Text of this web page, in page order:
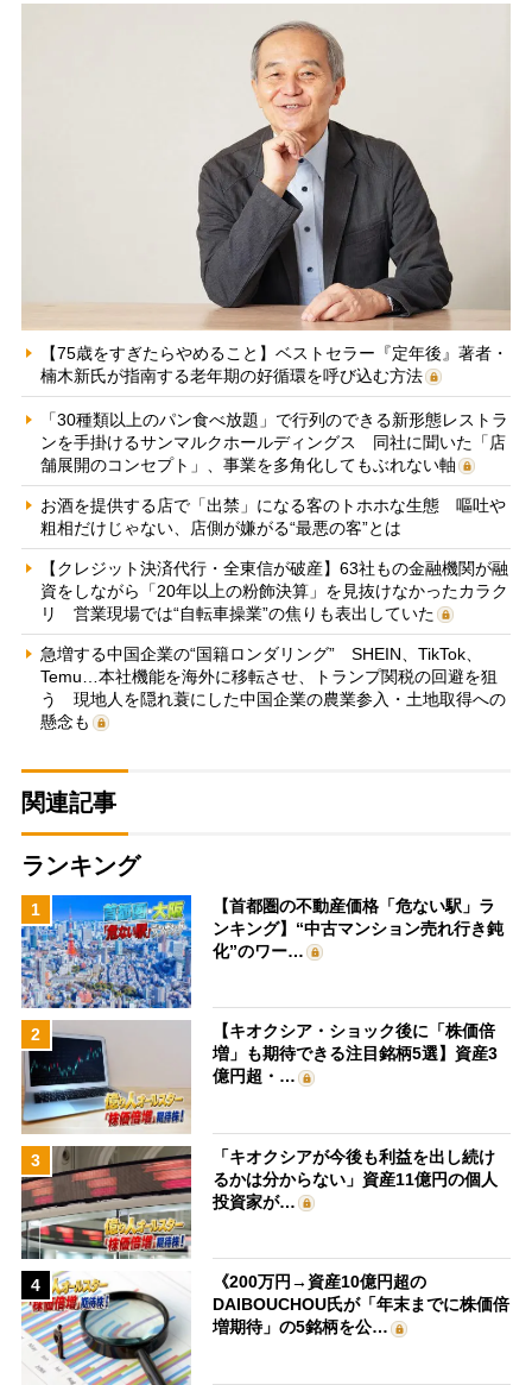
【75歳をすぎたらやめること】ベストセラー『定年後』著者・
楠木新氏が指南する老年期の好循環を呼び込む方法
「30種類以上のパン食べ放題」で行列のできる新形態レストラ
ンを手掛けるサンマルクホールディングス 同社に聞いた「店
舗展開のコンセプト」、事業を多角化してもぶれない軸
お酒を提供する店で「出禁」になる客のトホホな生態 嘔吐や
粗相だけじゃない、店側が嫌がる“最悪の客”とは
【クレジット決済代行・全東信が破産】63社もの金融機関が融
資をしながら「20年以上の粉飾決算」を見抜けなかったカラク
リ 営業現場では“自転車操業”の焦りも表出していた
急増する中国企業の“国籍ロンダリング” SHEIN、TikTok、
Temu…本社機能を海外に移転させ、トランプ関税の回避を狙
う 現地人を隠れ蓑にした中国企業の農業参入・土地取得への
懸念も
関連記事
ランキング
1
【首都圏の不動産価格「危ない駅」ラ
ンキング】“中古マンション売れ行き鈍
化”のワー…
2
【キオクシア・ショック後に「株価倍
増」も期待できる注目銘柄5選】資産3
億円超・…
3
「キオクシアが今後も利益を出し続け
るかは分からない」資産11億円の個人
投資家が…
4
《200万円→資産10億円超の
DAIBOUCHOU氏が「年末までに株価倍
増期待」の5銘柄を公…